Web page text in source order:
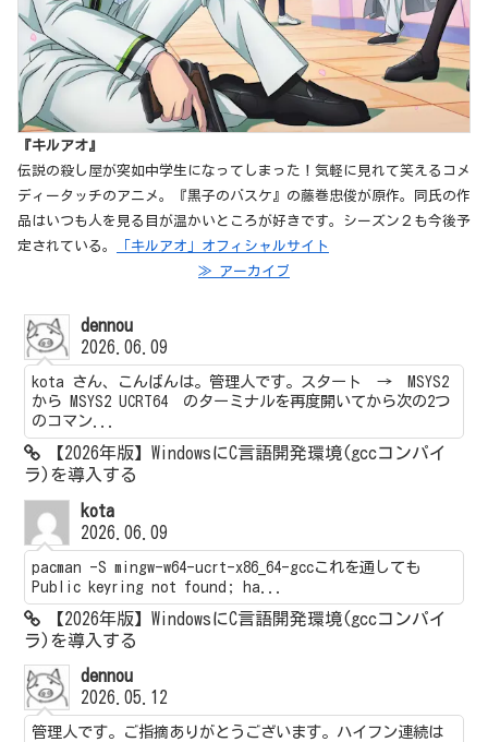
『キルアオ』
伝説の殺し屋が突如中学生になってしまった！気軽に見れて笑えるコメ
ディータッチのアニメ。『黒子のバスケ』の藤巻忠俊が原作。同氏の作
品はいつも人を見る目が温かいところが好きです。シーズン２も今後予
定されている。
「キルアオ」オフィシャルサイト
≫ アーカイブ
dennou
2026.06.09
kota さん、こんばんは。管理人です。スタート → MSYS2
から MSYS2 UCRT64 のターミナルを再度開いてから次の2つ
のコマン...
【2026年版】WindowsにC言語開発環境(gccコンパイ
ラ)を導入する
kota
2026.06.09
pacman -S mingw-w64-ucrt-x86_64-gccこれを通しても
Public keyring not found; ha...
【2026年版】WindowsにC言語開発環境(gccコンパイ
ラ)を導入する
dennou
2026.05.12
管理人です。ご指摘ありがとうございます。ハイフン連続は